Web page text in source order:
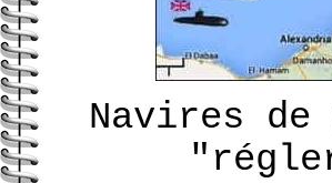
Navires de